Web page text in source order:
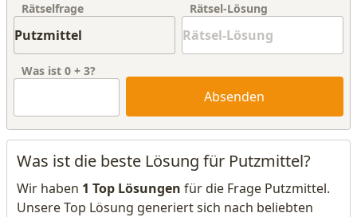
Rätselfrage Rätsel-Lösung
Was ist 0 + 3?
Absenden
Was ist die beste Lösung für Putzmittel?
Wir haben 1 Top Lösungen für die Frage Putzmittel.
Unsere Top Lösung generiert sich nach beliebten